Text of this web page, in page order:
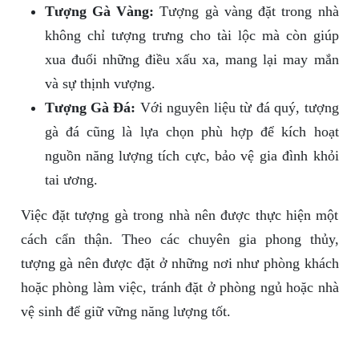
Tượng Gà Vàng: Tượng gà vàng đặt trong nhà
không chỉ tượng trưng cho tài lộc mà còn giúp
xua đuổi những điều xấu xa, mang lại may mắn
và sự thịnh vượng.
Tượng Gà Đá: Với nguyên liệu từ đá quý, tượng
gà đá cũng là lựa chọn phù hợp để kích hoạt
nguồn năng lượng tích cực, bảo vệ gia đình khỏi
tai ương.
Việc đặt tượng gà trong nhà nên được thực hiện một
cách cẩn thận. Theo các chuyên gia phong thủy,
tượng gà nên được đặt ở những nơi như phòng khách
hoặc phòng làm việc, tránh đặt ở phòng ngủ hoặc nhà
vệ sinh để giữ vững năng lượng tốt.